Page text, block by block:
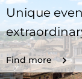
Unique
Find more